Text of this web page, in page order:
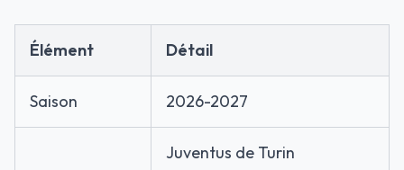
Élément Détail
Saison 2026-2027
Juventus de Turin